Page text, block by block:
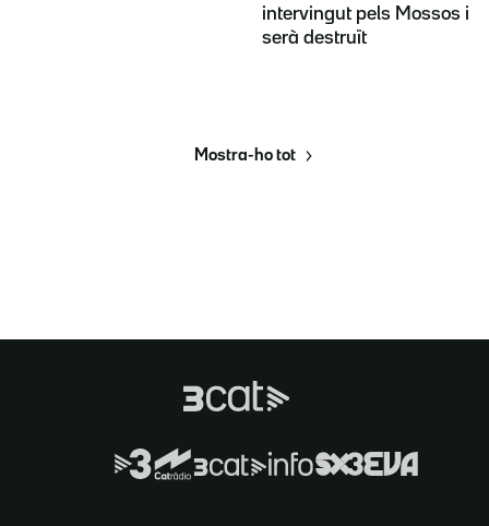
intervingut pels Mossos i
serà destruït
Mostra-ho tot